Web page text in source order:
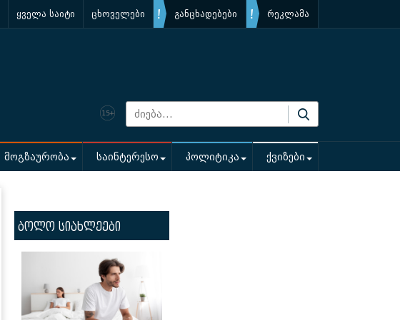
ყველა საიტი ცხოველები განცხადებები რეკლამა
მოგზაურობა საინტერესო პოლიტიკა ქვიზები
ბოლო სიახლეები